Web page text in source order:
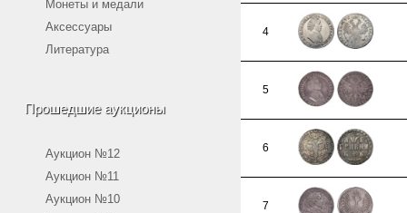
Монеты и медали
Аксессуары
Литература
Прошедшие аукционы
Аукцион №12
Аукцион №11
Аукцион №10
4
5
6
7